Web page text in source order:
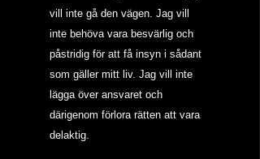
vill inte gå den vägen. Jag vill
inte behöva vara besvärlig och
påstridig för att få insyn i sådant
som gäller mitt liv. Jag vill inte
lägga över ansvaret och
därigenom förlora rätten att vara
delaktig.